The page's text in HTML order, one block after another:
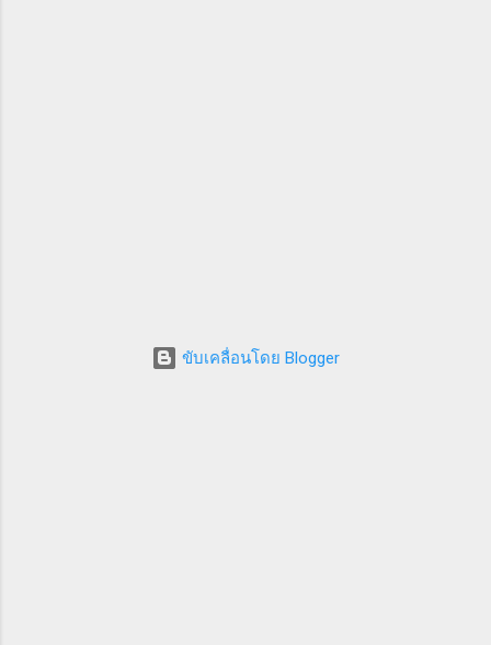
ขับเคลื่อนโดย Blogger